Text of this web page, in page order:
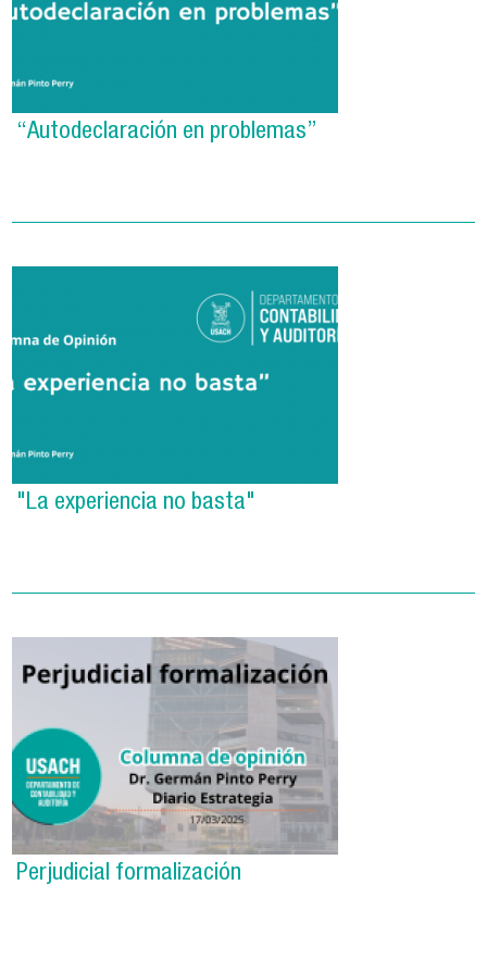
“Autodeclaración en problemas”
"La experiencia no basta"
Perjudicial formalización